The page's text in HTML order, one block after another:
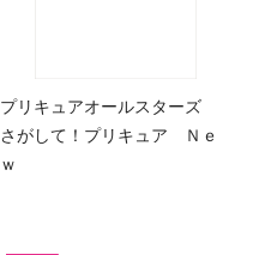
プリキュアオールスターズ
さがして！プリキュア Ｎｅ
ｗ